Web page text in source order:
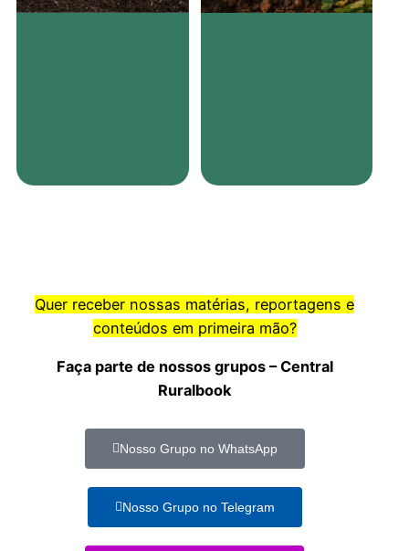
Quer receber nossas matérias, reportagens e
conteúdos em primeira mão?
Faça parte de nossos grupos – Central
Ruralbook
Nosso Grupo no WhatsApp
Nosso Grupo no Telegram